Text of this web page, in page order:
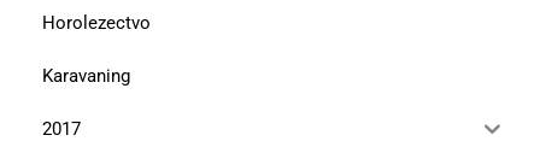
Horolezectvo
Karavaning
2017